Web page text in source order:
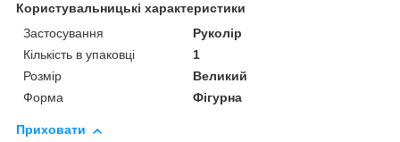
Користувальницькі характеристики
Застосування
Руколір
Кількість в упаковці
1
Розмір
Великий
Форма
Фігурна
Приховати